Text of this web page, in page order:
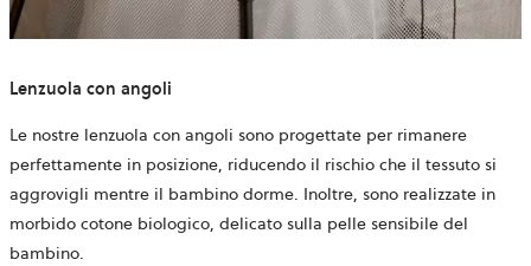
Lenzuola con angoli
Le nostre lenzuola con angoli sono progettate per rimanere
perfettamente in posizione, riducendo il rischio che il tessuto si
aggrovigli mentre il bambino dorme. Inoltre, sono realizzate in
morbido cotone biologico, delicato sulla pelle sensibile del
bambino.